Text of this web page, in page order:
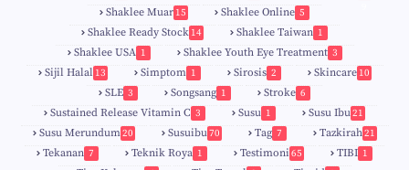
Shaklee Muar 15
8
Shaklee Online 5
Shaklee Ready Stock 14 Shaklee Taiwan 1
Shaklee USA 1 Shaklee Youth Eye Treatment 3
Sijil Halal 13 Simptom 1 Sirosis 2 Skincare 10
SLE 3 Songsang 1 Stroke 6
Sustained Release Vitamin C 3 Susu 1 Susu Ibu21
0
Susu Merundum20
Susuibu70 Tag 7 Tazkirah21
7
Tekanan 7 Teknik Roya 1 Testimoni 65
TIBI 1